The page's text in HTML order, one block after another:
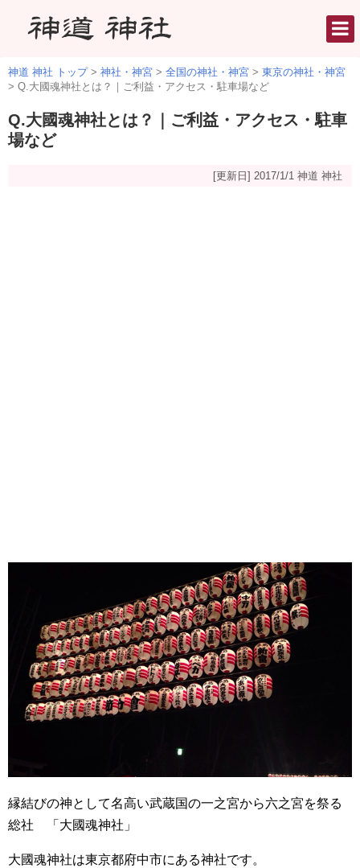
神道 神社 トップ> 神社・神宮 > 全国の神社・神宮 > 東京の神社・神宮
> Q.大國魂神社とは？｜ご利益・アクセス・駐車場など
Q.大國魂神社とは？｜ご利益・アクセス・駐車
場など
[更新日] 2017/1/1 神道 神社
縁結びの神として名高い武蔵国の一之宮から六之宮を祭る
総社 「大國魂神社」
大國魂神社は東京都府中市にある神社です。